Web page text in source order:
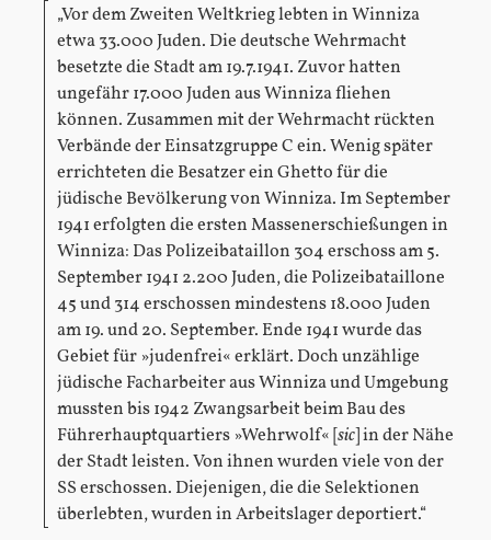
„Vor dem Zweiten Weltkrieg lebten in Winniza
etwa 33.000 Juden. Die deutsche Wehrmacht
besetzte die Stadt am 19.7.1941. Zuvor hatten
ungefähr 17.000 Juden aus Winniza fliehen
können. Zusammen mit der Wehrmacht rückten
Verbände der Einsatzgruppe C ein. Wenig später
errichteten die Besatzer ein Ghetto für die
jüdische Bevölkerung von Winniza. Im September
1941 erfolgten die ersten Massenerschießungen in
Winniza: Das Polizeibataillon 304 erschoss am 5.
September 1941 2.200 Juden, die Polizeibataillone
45 und 314 erschossen mindestens 18.000 Juden
am 19. und 20. September. Ende 1941 wurde das
Gebiet für »judenfrei« erklärt. Doch unzählige
jüdische Facharbeiter aus Winniza und Umgebung
mussten bis 1942 Zwangsarbeit beim Bau des
Führerhauptquartiers »Wehrwolf« [sic] in der Nähe
der Stadt leisten. Von ihnen wurden viele von der
SS erschossen. Diejenigen, die die Selektionen
überlebten, wurden in Arbeitslager deportiert.“